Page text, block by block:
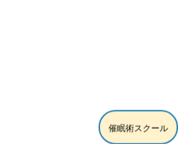
催眠術スクール